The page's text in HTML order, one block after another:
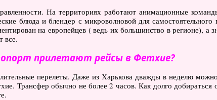
На территориях работают анимационные
блюда и блендер с микроволновой для
на европейцев ( ведь их большинство в регионе), а
все.
прилетают рейсы в Фетхие?
перелеты. Даже из Харькова дважды в неделю
Трансфер обычно не более 2 часов. Как долго добираться